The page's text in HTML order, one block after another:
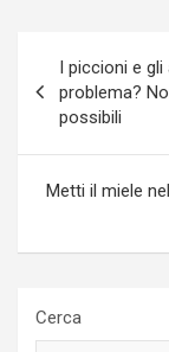
articoli
I piccioni e
problema?
possibili
Metti il miele
Cerca